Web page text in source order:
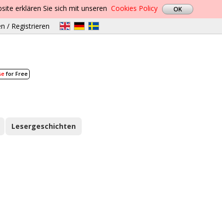
erklären Sie sich mit unseren Cookies Policy
/ Registrieren
for Free
Lesergeschichten